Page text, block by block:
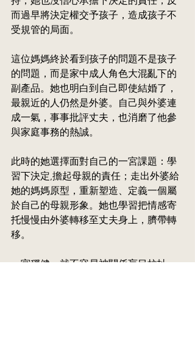
而過早將決定權交予孩子，造成孩子不
受規管的局面。
這位媽媽終於看到孩子的問題不是孩子
的問題，而是家中成人角色大混亂下的
副產品。她也明白到自己即使結婚了，
最親近的人仍然是外婆。自己與外婆連
成一氣，事事批評丈夫，也消磨了他參
與家庭事務的熱誠。
此時的她選擇面對自己的一宮課題：學
習下決定,擔起母親的責任；走出外婆給
她的媽媽原型，重新塑造、定義一個屬
於自己的母親形象。她也學習把情感寄
托慢慢由外婆轉移至丈夫身上，臍帶轉
移。
一宮穩健，就不容易被關係盲目拉扯，